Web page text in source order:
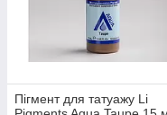
Пігмент для татуажу Li